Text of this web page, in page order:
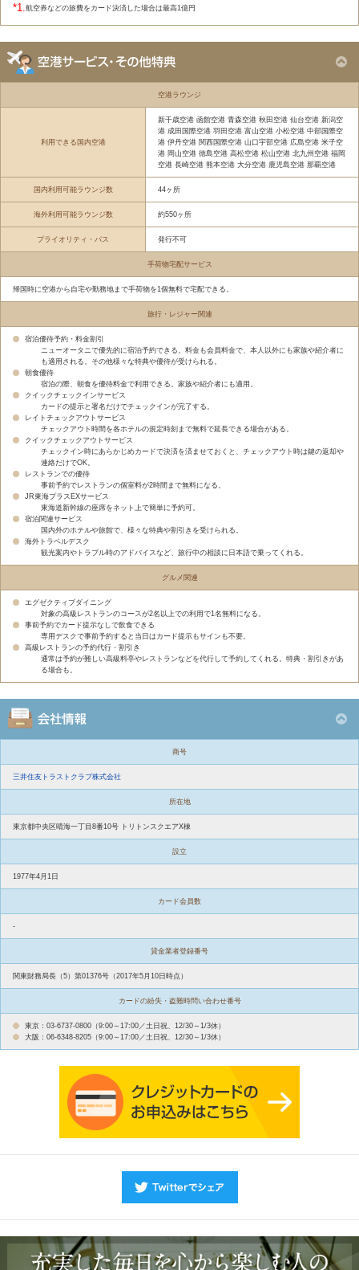
*1. 航空券などの旅費をカード決済した場合は最高1億円
空港ラウンジ
利用できる国内空港
新千歳空港 函館空港 青森空港 秋田空港 仙台空港 新潟空
港 成田国際空港 羽田空港 富山空港 小松空港 中部国際空
港 伊丹空港 関西国際空港 山口宇部空港 広島空港 米子空
港 岡山空港 徳島空港 高松空港 松山空港 北九州空港 福岡
空港 長崎空港 熊本空港 大分空港 鹿児島空港 那覇空港
国内利用可能ラウンジ数 44ヶ所
海外利用可能ラウンジ数 約550ヶ所
プライオリティ・パス 発行不可
手荷物宅配サービス
帰国時に空港から自宅や勤務地まで手荷物を1個無料で宅配できる。
旅行・レジャー関連
宿泊優待予約・料金割引
ニューオータニで優先的に宿泊予約できる。料金も会員料金で、本人以外にも家族や紹介者に
も適用される。その他様々な特典や優待が受けられる。
朝食優待
宿泊の際、朝食を優待料金で利用できる。家族や紹介者にも適用。
クイックチェックインサービス
カードの提示と署名だけでチェックインが完了する。
レイトチェックアウトサービス
チェックアウト時間を各ホテルの規定時刻まで無料で延長できる場合がある。
クイックチェックアウトサービス
チェックイン時にあらかじめカードで決済を済ませておくと、チェックアウト時は鍵の返却や
連絡だけでOK。
レストランでの優待
事前予約でレストランの個室料が2時間まで無料になる。
JR東海プラスEXサービス
東海道新幹線の座席をネット上で簡単に予約可。
宿泊関連サービス
国内外のホテルや旅館で、様々な特典や割引きを受けられる。
海外トラベルデスク
観光案内やトラブル時のアドバイスなど、旅行中の相談に日本語で乗ってくれる。
グルメ関連
エグゼクティブダイニング
対象の高級レストランのコースが2名以上での利用で1名無料になる。
事前予約でカード提示なしで飲食できる
専用デスクで事前予約すると当日はカード提示もサインも不要。
高級レストランの予約代行・割引き
通常は予約が難しい高級料亭やレストランなどを代行して予約してくれる。特典・割引きがあ
る場合も。
商号
三井住友トラストクラブ株式会社
所在地
東京都中央区晴海一丁目8番10号 トリトンスクエアX棟
設立
1977年4月1日
カード会員数
-
貸金業者登録番号
関東財務局長（5）第01376号（2017年5月10日時点）
カードの紛失・盗難時問い合わせ番号
東京：03-6737-0800（9:00～17:00／土日祝、12/30～1/3休）
大阪：06-6348-8205（9:00～17:00／土日祝、12/30～1/3休）